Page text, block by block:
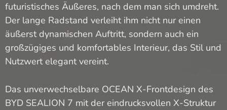
futuristisches Äußeres, nach dem man sich umdreht.
Der lange Radstand verleiht ihm nicht nur einen
äußerst dynamischen Auftritt, sondern auch ein
großzügiges und komfortables Interieur, das Stil und
Nutzwert elegant vereint.
Das unverwechselbare OCEAN X-Frontdesign des
BYD SEALION 7 mit der eindrucksvollen X-Struktur